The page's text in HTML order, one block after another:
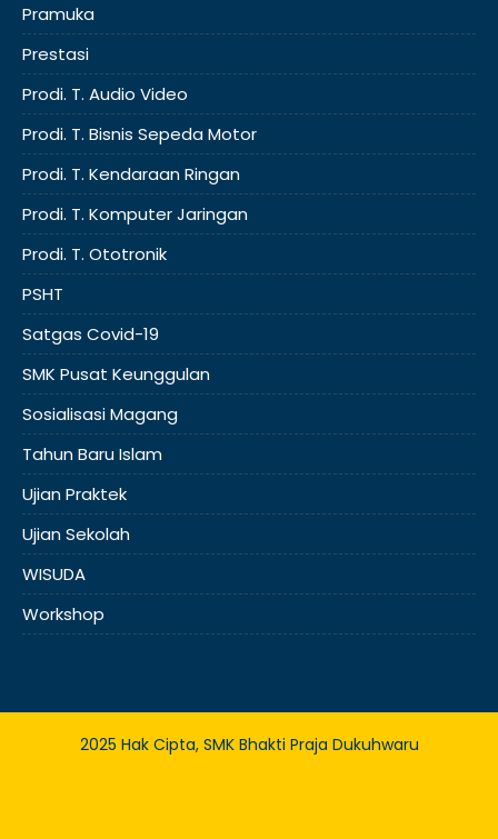
Pramuka
Prestasi
Prodi. T. Audio Video
Prodi. T. Bisnis Sepeda Motor
Prodi. T. Kendaraan Ringan
Prodi. T. Komputer Jaringan
Prodi. T. Ototronik
PSHT
Satgas Covid-19
SMK Pusat Keunggulan
Sosialisasi Magang
Tahun Baru Islam
Ujian Praktek
Ujian Sekolah
WISUDA
Workshop
2025 Hak Cipta, SMK Bhakti Praja Dukuhwaru